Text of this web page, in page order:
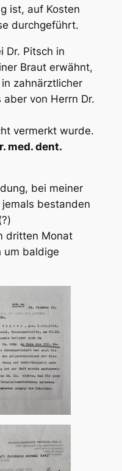
ist, auf Kosten
durchgeführt.
Dr. Pitsch in
Braut erwähnt,
zahnärztlicher
von Herrn Dr.
vermerkt wurde.
med. dent.
bei meiner
bestanden
dritten Monat
um baldige